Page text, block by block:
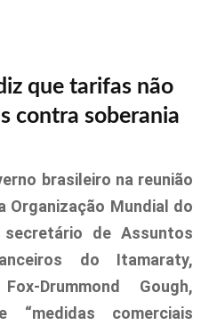
que tarifas não
contra soberania
brasileiro na reunião
Organização Mundial do
de Assuntos
do Itamaraty,
Drummond Gough,
comerciais